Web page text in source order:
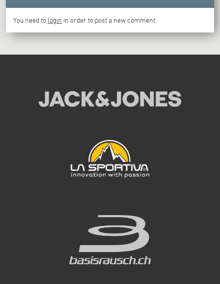
You need to login in order to post a new comment.